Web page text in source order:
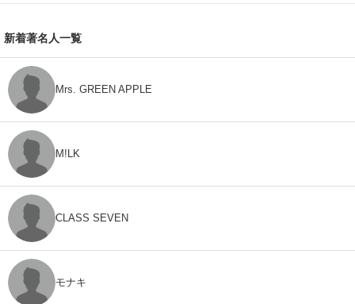
新着著名人一覧
Mrs. GREEN APPLE
M!LK
CLASS SEVEN
モナキ